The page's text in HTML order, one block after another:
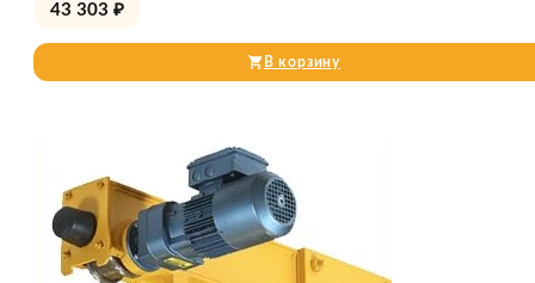
43 303 ₽
В корзину